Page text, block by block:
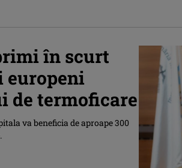
în scurt
europeni
de termoficare
va beneficia de aproape 300